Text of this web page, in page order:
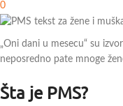
0
„Oni dani u mesecu“ su
neposredno pate mnoge
Šta je PMS?